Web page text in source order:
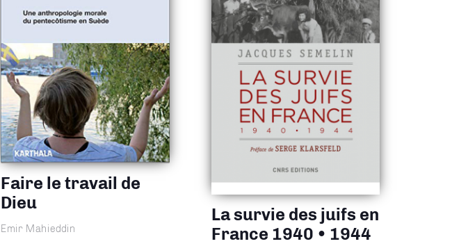
Faire le travail de
Dieu
Emir Mahieddin
La survie des juifs en
France 1940 • 1944